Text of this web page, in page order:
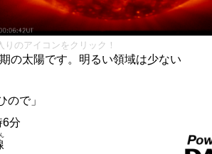
のアイコンをクリック！
の太陽です。明るい領域は少ない
ので」
6分